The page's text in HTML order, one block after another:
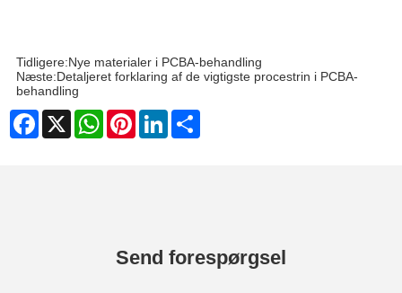
Tidligere:Nye materialer i PCBA-behandling
Næste:Detaljeret forklaring af de vigtigste procestrin i PCBA-
behandling
Facebook
X WhatsAppPinterestLinkedInShare
Send forespørgsel